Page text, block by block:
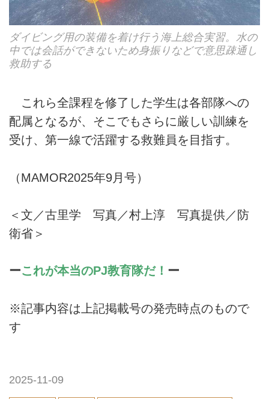
ダイビング用の装備を着け行う海上総合実習。水の
中では会話ができないため身振りなどで意思疎通し
救助する
これら全課程を修了した学生は各部隊への
配属となるが、そこでもさらに厳しい訓練を
受け、第一線で活躍する救難員を目指す。
（MAMOR2025年9月号）
＜文／古里学 写真／村上淳 写真提供／防
衛省＞
ーこれが本当のPJ教育隊だ！ ー
※記事内容は上記掲載号の発売時点のもので
す
2025-11-09